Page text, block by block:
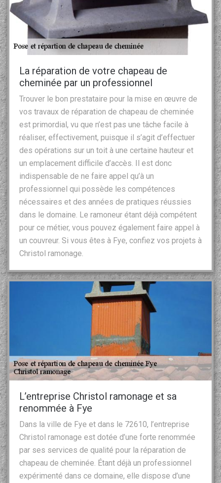
La réparation de votre chapeau de
cheminée par un professionnel
Trouver le bon prestataire pour la mise en œuvre de
vos travaux de réparation de chapeau de cheminée
est primordial, vu que n’est pas une tâche facile à
réaliser, effectivement, puisque il s’agit d’effectuer
des opérations sur un toit à une certaine hauteur et
un emplacement difficile d’accès. Il est donc
indispensable de ne faire appel qu’à un
professionnel qui possède les compétences
nécessaires et des années de pratiques réussies
dans le domaine. Le ramoneur étant déjà compétent
pour ce métier, vous pouvez également faire appel à
un couvreur. Si vous êtes à Fye, confiez vos projets à
Christol ramonage.
L’entreprise Christol ramonage et sa
renommée à Fye
Dans la ville de Fye et dans le 72610, l’entreprise
Christol ramonage est dotée d’une forte renommée
par ses services de qualité pour la réparation de
chapeau de cheminée. Étant déjà un professionnel
expérimenté dans ce domaine, elle dispose d’une